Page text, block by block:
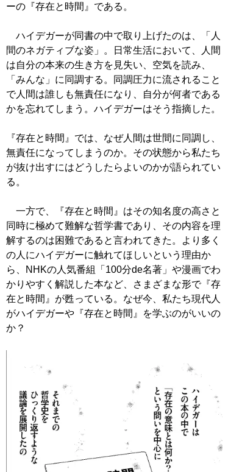
ーの『存在と時間』である。
ハイデガーが同書の中で取り上げたのは、「人
間のネガティブな姿」。日常生活において、人間
は自分の本来の生き方を見失い、空気を読み、
「みんな」に同調する。同調圧力に流されること
で人間は誰しも無責任になり、自分が何者である
かを忘れてしまう。ハイデガーはそう指摘した。
『存在と時間』では、なぜ人間は世間に同調し、
無責任になってしまうのか。その状態から私たち
が抜け出すにはどうしたらよいのかが語られてい
る。
一方で、『存在と時間』はその知名度の高さと
同時に極めて難解な哲学書であり、その内容を理
解するのは困難であると言われてきた。より多く
の人にハイデガーに触れてほしいという理由か
ら、NHKの人気番組「100分de名著」や漫画でわ
かりやすく解説した本など、さまざまな形で『存
在と時間』が甦っている。なぜ今、私たち現代人
がハイデガーや『存在と時間』を学ぶのがいいの
か？